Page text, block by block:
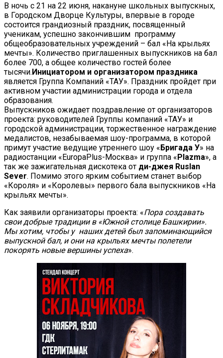
В ночь с 21 на 22 июня, накануне школьных выпускных,
в Городском Дворце Культуры, впервые в городе
состоится грандиозный праздник, посвященный
ученикам, успешно закончившим программу
общеобразовательных учреждений – бал «На крыльях
мечты». Количество приглашенных выпускников на бал
более 700, а общее количество гостей более
тысячи.Инициатором и организатором праздника
является Группа Компаний «ТАУ». Праздник пройдет при
активном участии администрации города и отдела
образования.
Выпускников ожидает поздравление от организаторов
проекта: руководителей Группы компаний «ТАУ» и
городской администрации, торжественное награждение
медалистов, незабываемая шоу-программа, в которой
примут участие ведущие утреннего шоу «Бригада У» на
радиостанции «EuropaPlus-Москва» и группа «Plazma», а
так же зажигательная дискотека от ди-джея Ruslan
Sever. Помимо этого ярким событием станет выбор
«Короля» и «Королевы» первого бала выпускников «На
крыльях мечты».
Как заявили организаторы проекта: «Пора создавать
свои добрые традиции в «Южной столице Башкирии».
Мы хотим, чтобы у наших детей был запоминающийся
выпускной бал, и они на крыльях мечты полетели
покорять новые вершины успеха».